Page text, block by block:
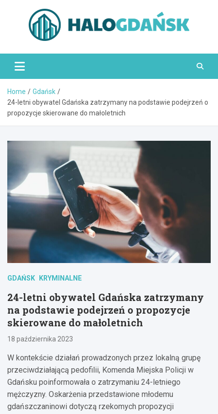
HaloGdańsk.pl
Home
Gdańsk
24-letni obywatel Gdańska zatrzymany na podstawie podejrzeń o
propozycje skierowane do małoletnich
GDAŃSK KRYMINALNE
24-letni obywatel Gdańska zatrzymany
na podstawie podejrzeń o propozycje
skierowane do małoletnich
18 października 2023
W kontekście działań prowadzonych przez lokalną grupę
przeciwdziałającą pedofilii, Komenda Miejska Policji w
Gdańsku poinformowała o zatrzymaniu 24-letniego
mężczyzny. Oskarżenia przedstawione młodemu
gdańszczaninowi dotyczą rzekomych propozycji